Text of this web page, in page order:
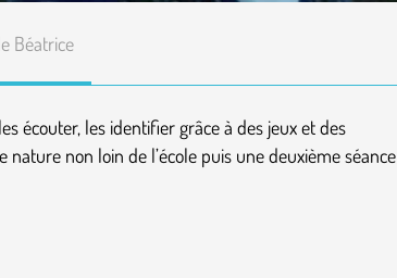
Béatrice
écouter, les identifier grâce à des jeux et des
non loin de l’école puis une deuxième séance